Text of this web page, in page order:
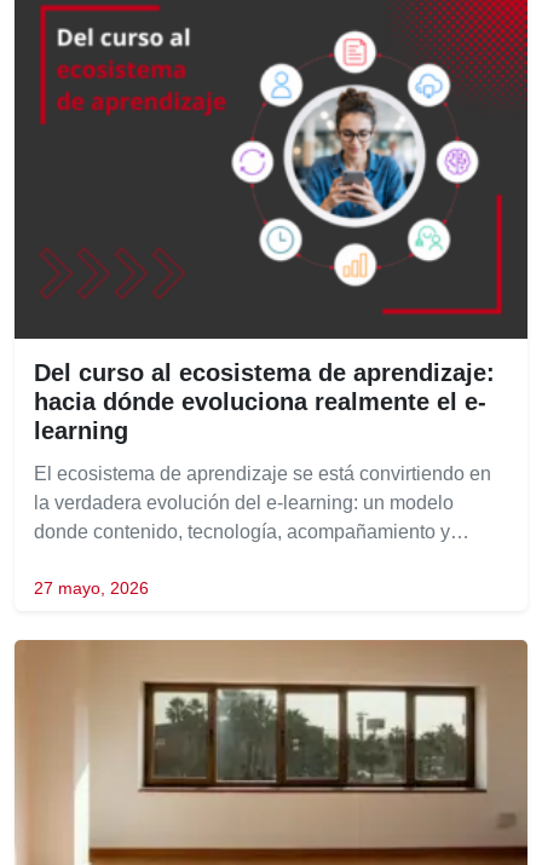
Del curso al ecosistema de aprendizaje:
hacia dónde evoluciona realmente el e-
learning
El ecosistema de aprendizaje se está convirtiendo en
la verdadera evolución del e-learning: un modelo
donde contenido, tecnología, acompañamiento y…
27 mayo, 2026